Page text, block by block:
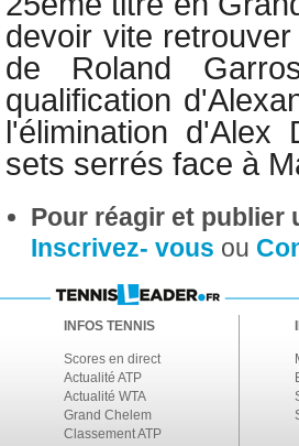
devoir vite
de Roland
qualification
l'élimination
sets serrés face à
Pour réagir et publier
Inscrivez- vous ou
INFOS TENNIS
Scores en direct
Actualité ATP
Actualité WTA
Grand Chelem
Classement ATP